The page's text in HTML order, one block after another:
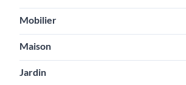
Mobilier
Maison
Jardin